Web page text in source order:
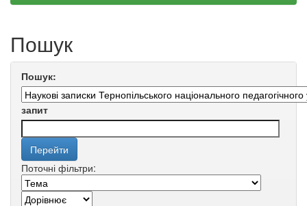
Пошук
Пошук:
запит
Поточні фільтри: